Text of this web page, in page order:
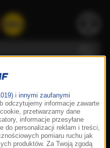
i innymi zaufanymi
odczytujemy informacje zawarte
przetwarzamy dane
informacje przesyłane
do personalizacji reklam i treści,
pomiaru ruchu jak
produktów. Za Twoją zgodą